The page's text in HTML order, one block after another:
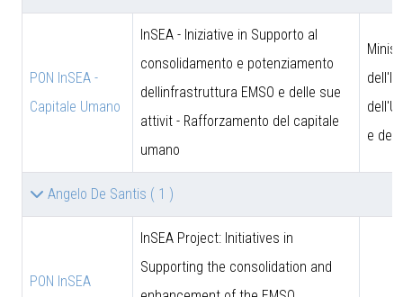
PON InSEA -
Capitale Umano
InSEA - Iniziative in Supporto al
consolidamento e potenziamento
dellinfrastruttura EMSO e delle sue
attivit - Rafforzamento del capitale
umano
e
Angelo De Santis ( 1 )
PON InSEA
InSEA Project: Initiatives in
Supporting the consolidation and